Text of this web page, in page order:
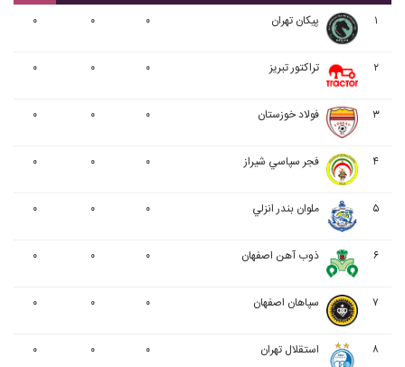
۱
پيکان تهران ۰ ۰ ۰
۲ تراکتور تبریز ۰ ۰ ۰
۳ فولاد خوزستان ۰ ۰ ۰
۴ فجر سپاسي شیراز ۰ ۰ ۰
۵ ملوان بندر انزلي ۰ ۰ ۰
۶ ذوب آهن اصفهان ۰ ۰ ۰
۷ سپاهان اصفهان ۰ ۰ ۰
۸ استقلال تهران ۰ ۰ ۰